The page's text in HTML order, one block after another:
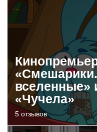
вселенные»
«Чучела»
5 отзывов